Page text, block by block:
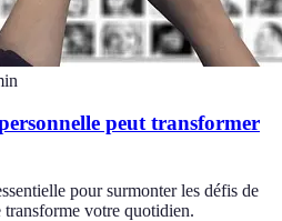
peut transformer
pour surmonter les défis de
votre quotidien.